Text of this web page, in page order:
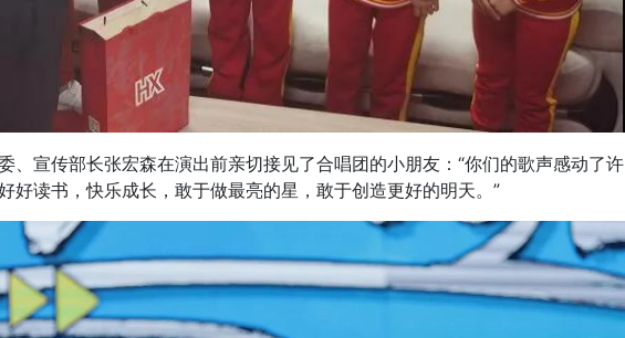
、宣传部长张宏森在演出前亲切接见了合唱团的小朋友：“你们的歌声感动了许
好读书，快乐成长，敢于做最亮的星，敢于创造更好的明天。”